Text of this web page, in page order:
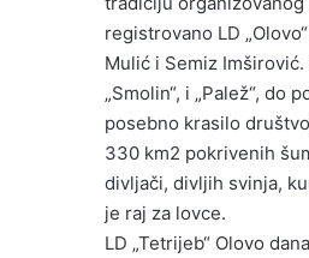
registrovano LD
Mulić i Semiz
„Smolin“, i „Palež“,
posebno krasilo
330 km2 pokrivenih
divljači, divljih svinja,
je raj za lovce.
LD „Tetrijeb“ Olovo